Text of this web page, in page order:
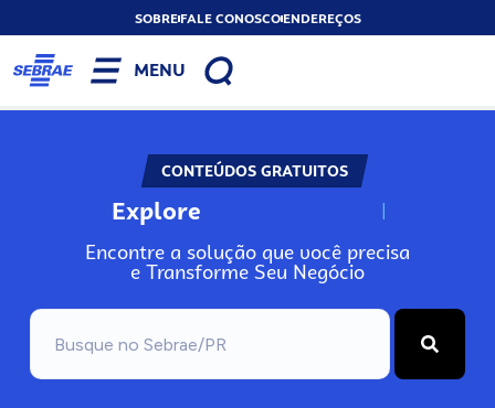
SOBREFALE CONOSCOENDEREÇOS
MENU
CONTEÚDOS GRATUITOS
Explore N
Encontre a solução que você precisa
e Transforme Seu Negócio